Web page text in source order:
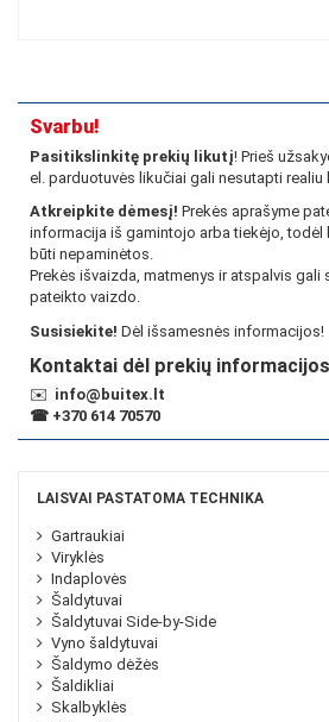
Svarbu!
Pasitikslinkitę prekių likutį! Prieš
el. parduotuvės likučiai gali nesutapti realiu
Atkreipkite dėmesį! Prekės aprašyme
informacija iš gamintojo arba tiekėjo, todėl
būti nepaminėtos.
Prekės išvaizda, matmenys ir atspalvis
pateikto vaizdo.
Susisiekite! Dėl išsamesnės informacijos!
Kontaktai dėl prekių
✉️ info@buitex.lt
☎ +370 614 70570
LAISVAI PASTATOMA TECHNIKA
Gartraukiai
Viryklės
Indaplovės
Šaldytuvai
Šaldytuvai Side-by-Side
Vyno šaldytuvai
Šaldymo dėžės
Šaldikliai
Skalbyklės